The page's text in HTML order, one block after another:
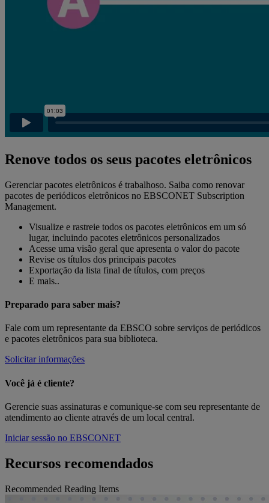
Renove todos os seus pacotes eletrônicos
Gerenciar pacotes eletrônicos é trabalhoso. Saiba como renovar
pacotes de periódicos eletrônicos no EBSCONET Subscription
Management.
Visualize e rastreie todos os pacotes eletrônicos em um só
lugar, incluindo pacotes eletrônicos personalizados
Acesse uma visão geral que apresenta o valor do pacote
Revise os títulos dos principais pacotes
Exportação da lista final de títulos, com preços
E mais..
Preparado para saber mais?
Fale com um representante da EBSCO sobre serviços de periódicos
e pacotes eletrônicos para sua biblioteca.
Solicitar informações
Você já é cliente?
Gerencie suas assinaturas e comunique-se com seu representante de
atendimento ao cliente através de um local central.
Iniciar sessão no EBSCONET
Recursos recomendados
Recommended Reading Items